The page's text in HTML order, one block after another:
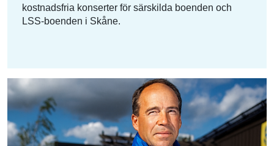
kostnadsfria konserter för särskilda boenden och
LSS-boenden i Skåne.